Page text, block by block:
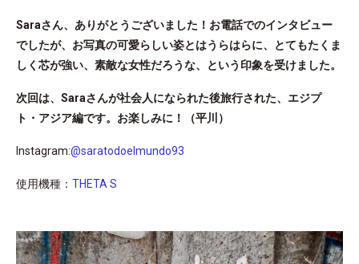
Saraさん、ありがとうございました！お電話でのインタビュー
でしたが、お写真の可愛らしい姿とはうらはらに、とてもたくま
しく芯が強い、素敵な女性だろうな、という印象を受けました。
次回は、Saraさんが社会人になられた後旅行された、エジプ
ト・アジア編です。お楽しみに！（平川）
Instagram:@saratodoelmundo93
使用機種： THETA S